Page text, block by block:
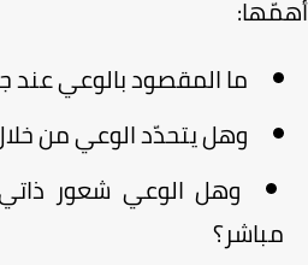
ما المقصود بالوعي عند
وهل يتحدّد الوعي من
وهل الوعي شعور
مباشر؟